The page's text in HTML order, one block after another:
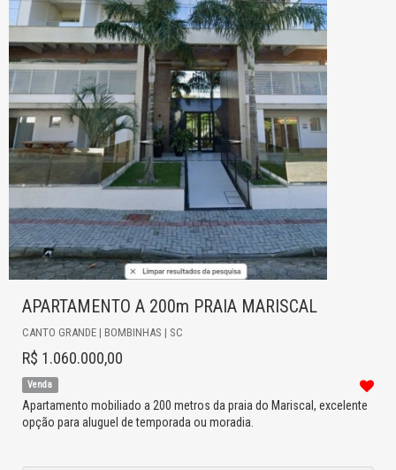
APARTAMENTO A 200m PRAIA MARISCAL
CANTO GRANDE | BOMBINHAS | SC
R$ 1.060.000,00
Venda
Apartamento mobiliado a 200 metros da praia do Mariscal, excelente
opção para aluguel de temporada ou moradia.